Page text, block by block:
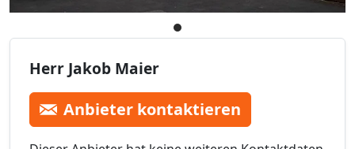
Herr Jakob Maier
Anbieter kontaktieren